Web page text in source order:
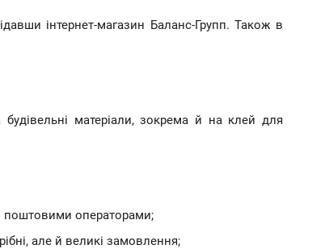
інтернет-магазин Баланс-Групп. Також в
матеріали, зокрема й на клей для
поштовими операторами;
але й великі замовлення;